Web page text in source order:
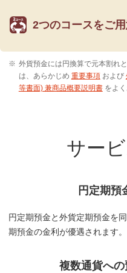
2つのコースをご
※ 外貨預金には円換算で元本割れ
は、あらかじめ 重要事項および
等書面) 兼商品概要説明書をよく
サー
円定期預
円定期預金と外貨定期預金を
期預金の金利が優遇されます。
複数通貨へ